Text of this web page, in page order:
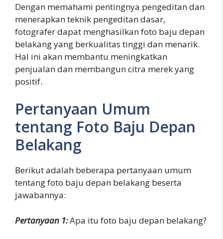
Dengan memahami pentingnya pengeditan dan
menerapkan teknik pengeditan dasar,
fotografer dapat menghasilkan foto baju depan
belakang yang berkualitas tinggi dan menarik.
Hal ini akan membantu meningkatkan
penjualan dan membangun citra merek yang
positif.
Pertanyaan Umum
tentang Foto Baju Depan
Belakang
Berikut adalah beberapa pertanyaan umum
tentang foto baju depan belakang beserta
jawabannya:
Pertanyaan 1:Apa itu foto baju depan belakang?